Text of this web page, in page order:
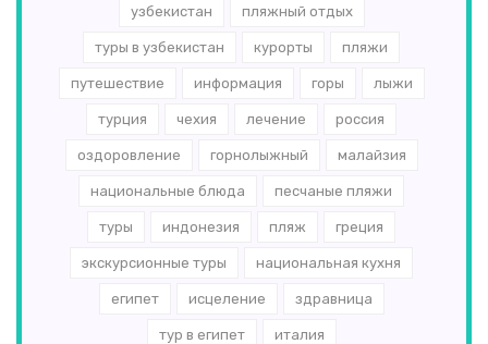
узбекистан пляжный отдых
туры в узбекистан курорты пляжи
путешествие информация горы лыжи
турция чехия лечение россия
оздоровление горнолыжный малайзия
национальные блюда песчаные пляжи
туры индонезия пляж греция
экскурсионные туры национальная кухня
египет исцеление здравница
тур в египет италия